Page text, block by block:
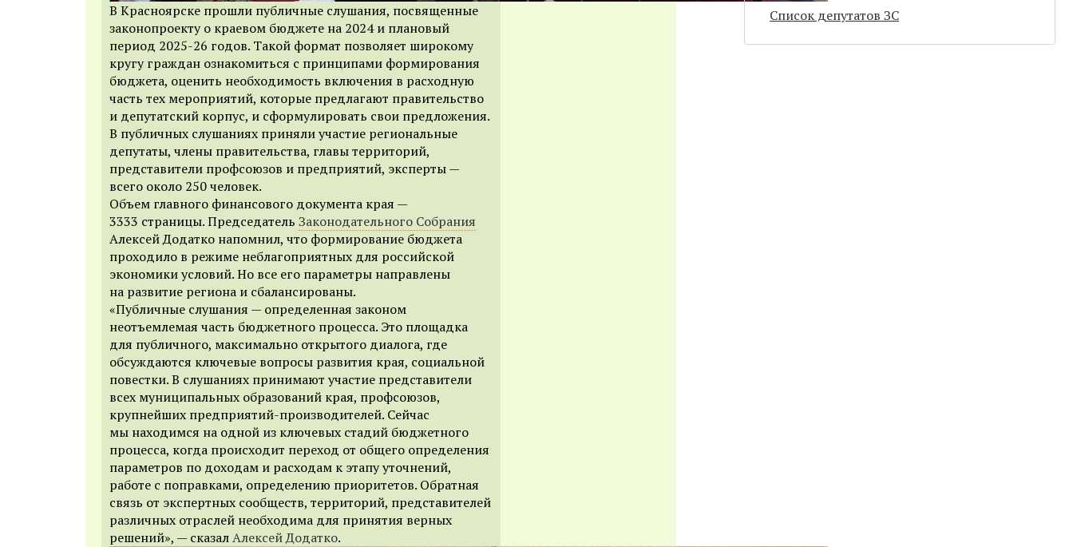
В Красноярске прошли публичные слушания, посвященные
законопроекту о краевом бюджете на 2024 и плановый
период 2025-26 годов. Такой формат позволяет широкому
кругу граждан ознакомиться с принципами формирования
бюджета, оценить необходимость включения в расходную
часть тех мероприятий, которые предлагают правительство
и депутатский корпус, и сформулировать свои предложения.
В публичных слушаниях приняли участие региональные
депутаты, члены правительства, главы территорий,
представители профсоюзов и предприятий, эксперты —
всего около 250 человек.
Объем главного финансового документа края —
3333 страницы. Председатель Законодательного Собрания
Алексей Додатко напомнил, что формирование бюджета
проходило в режиме неблагоприятных для российской
экономики условий. Но все его параметры направлены
на развитие региона и сбалансированы.
«Публичные слушания — определенная законом
неотъемлемая часть бюджетного процесса. Это площадка
для публичного, максимально открытого диалога, где
обсуждаются ключевые вопросы развития края, социальной
повестки. В слушаниях принимают участие представители
всех муниципальных образований края, профсоюзов,
крупнейших предприятий-производителей. Сейчас
мы находимся на одной из ключевых стадий бюджетного
процесса, когда происходит переход от общего определения
параметров по доходам и расходам к этапу уточнений,
работе с поправками, определению приоритетов. Обратная
связь от экспертных сообществ, территорий, представителей
различных отраслей необходима для принятия верных
решений», — сказалАлексей Додатко.
Список депутатов ЗС